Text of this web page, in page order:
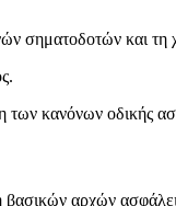
σηματοδοτών και
των κανόνων οδικής
αρχών